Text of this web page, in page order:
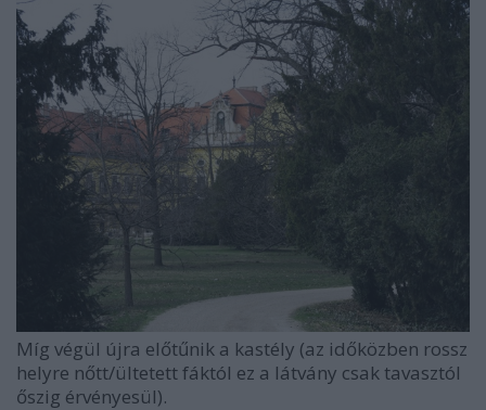
Míg végül újra előtűnik a kastély (az időközben rossz
helyre nőtt/ültetett fáktól ez a látvány csak tavasztól
őszig érvényesül).